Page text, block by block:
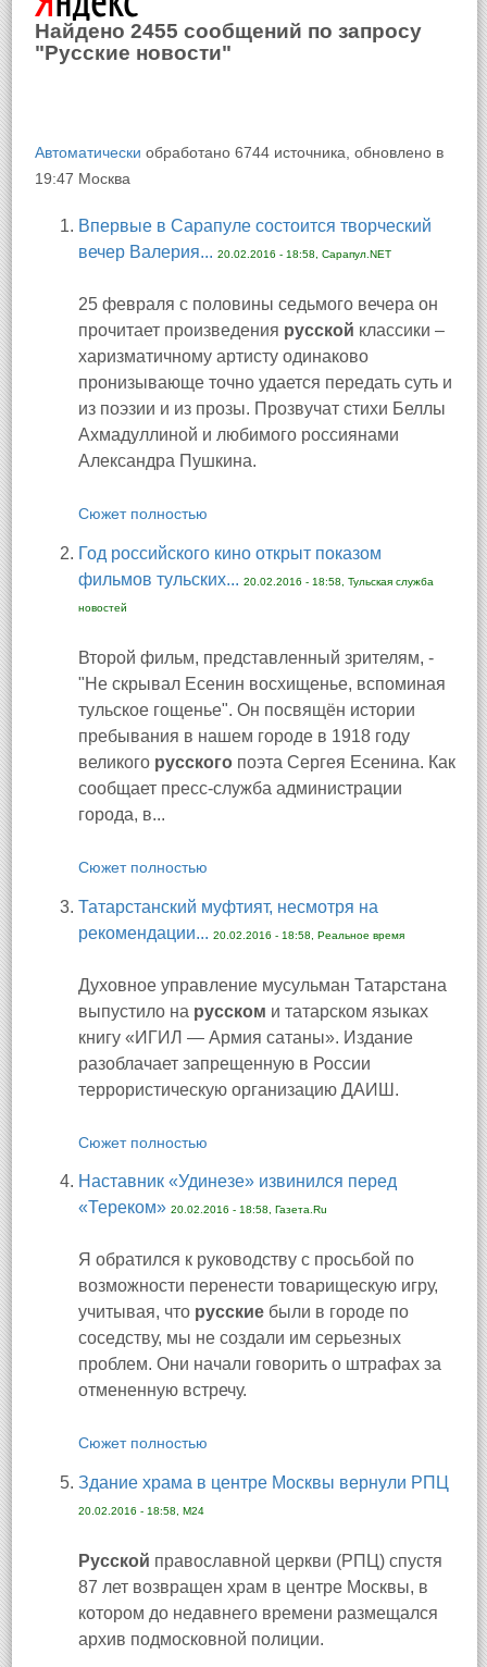
Найдено 2455 сообщений по запросу
"Русские новости"
Автоматически обработано 6744 источника, обновлено в
19:47 Москва
Впервые в Сарапуле состоится творческий
вечер Валерия... 20.02.2016 - 18:58, Сарапул.NET
25 февраля с половины седьмого вечера он
прочитает произведения русской классики –
харизматичному артисту одинаково
пронизывающе точно удается передать суть и
из поэзии и из прозы. Прозвучат стихи Беллы
Ахмадуллиной и любимого россиянами
Александра Пушкина.
Сюжет полностью
Год российского кино открыт показом
фильмов тульских... 20.02.2016 - 18:58, Тульская служба
новостей
Второй фильм, представленный зрителям, -
"Не скрывал Есенин восхищенье, вспоминая
тульское гощенье". Он посвящён истории
пребывания в нашем городе в 1918 году
великого русского поэта Сергея Есенина. Как
сообщает пресс-служба администрации
города, в...
Сюжет полностью
Татарстанский муфтият, несмотря на
рекомендации... 20.02.2016 - 18:58, Реальное время
Духовное управление мусульман Татарстана
выпустило на русском и татарском языках
книгу «ИГИЛ — Армия сатаны». Издание
разоблачает запрещенную в России
террористическую организацию ДАИШ.
Сюжет полностью
Наставник «Удинезе» извинился перед
«Тереком» 20.02.2016 - 18:58, Газета.Ru
Я обратился к руководству с просьбой по
возможности перенести товарищескую игру,
учитывая, что русские были в городе по
соседству, мы не создали им серьезных
проблем. Они начали говорить о штрафах за
отмененную встречу.
Сюжет полностью
Здание храма в центре Москвы вернули РПЦ
20.02.2016 - 18:58, M24
Русской православной церкви (РПЦ) спустя
87 лет возвращен храм в центре Москвы, в
котором до недавнего времени размещался
архив подмосковной полиции.